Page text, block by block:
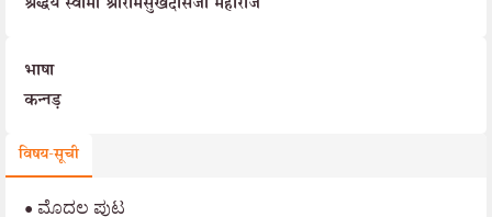
श्रद्धेय स्वामी श्रीरामसुखदासजी महाराज
भाषा
कन्नड़
विषय-सूची
• ಮೊದಲ ಪುಟ